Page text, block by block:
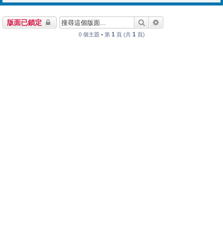
版面已鎖定 搜尋
0 個主題 • 第 1 頁 (共 1 頁)